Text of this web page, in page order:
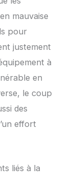
mauvaise
pour
justement
à
en
le coup
des
effort
liés à la